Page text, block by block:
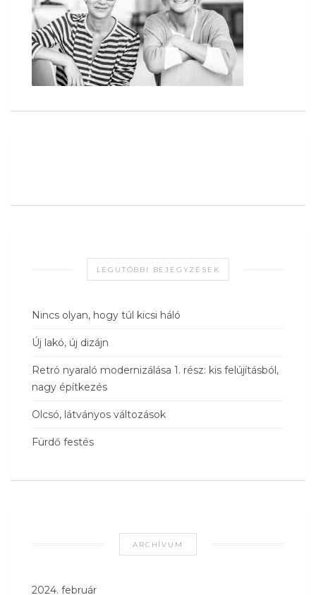
LEGUTÓBBI BEJEGYZÉSEK
Nincs olyan, hogy túl kicsi háló
Új lakó, új dizájn
Retró nyaraló modernizálása 1. rész: kis felújításból,
nagy építkezés
Olcsó, látványos változások
Fürdő festés
ARCHÍVUM
2024. február